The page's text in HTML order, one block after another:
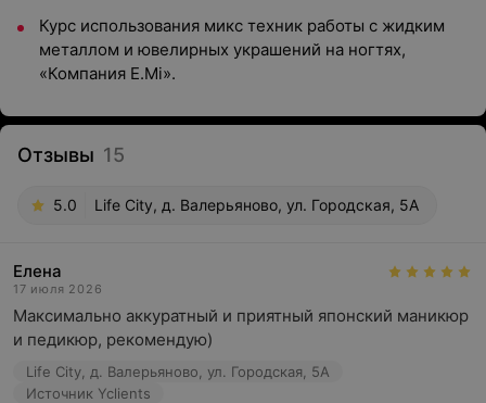
Курс использования микс техник работы с жидким
металлом и ювелирных украшений на ногтях,
«Компания E.Mi».
Отзывы 15
5.0 Life City, д. Валерьяново, ул. Городская, 5А
Елена
17 июля 2026
Максимально аккуратный и приятный японский маникюр
и педикюр, рекомендую)
Life City, д. Валерьяново, ул. Городская, 5А
Источник Yclients